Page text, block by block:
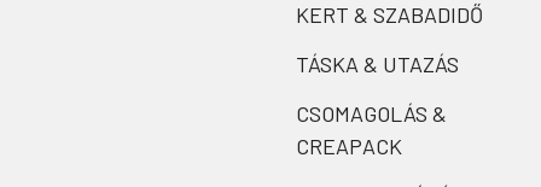
KERT & SZABADIDŐ
TÁSKA & UTAZÁS
CSOMAGOLÁS &
CREAPACK